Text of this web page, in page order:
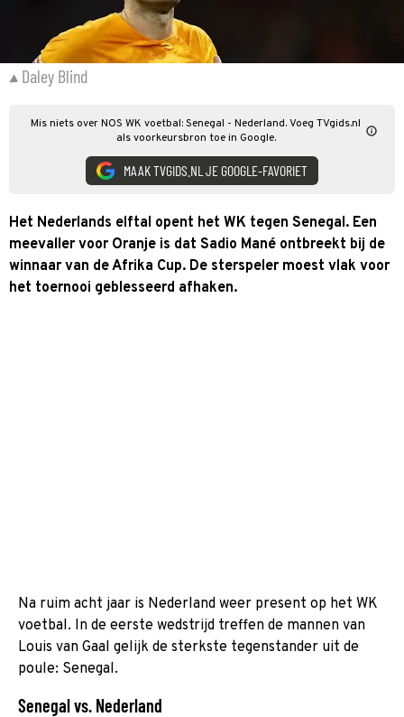
Daley Blind
Mis niets over NOS WK voetbal: Senegal - Nederland. Voeg TVgids.nl
als voorkeursbron toe in Google.
MAAK TVGIDS.NL JE GOOGLE-FAVORIET
Het Nederlands elftal opent het WK tegen Senegal. Een
meevaller voor Oranje is dat Sadio Mané ontbreekt bij de
winnaar van de Afrika Cup. De sterspeler moest vlak voor
het toernooi geblesseerd afhaken.
Na ruim acht jaar is Nederland weer present op het WK
voetbal. In de eerste wedstrijd treffen de mannen van
Louis van Gaal gelijk de sterkste tegenstander uit de
poule: Senegal.
Senegal vs. Nederland